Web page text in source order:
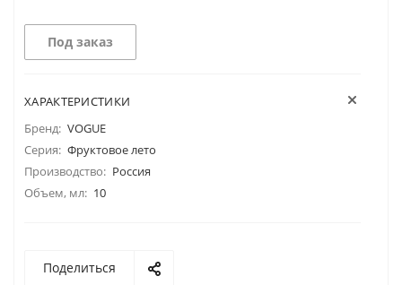
Под заказ
ХАРАКТЕРИСТИКИ
Бренд: VOGUE
Серия: Фруктовое лето
Производство: Россия
Объем, мл: 10
Поделиться